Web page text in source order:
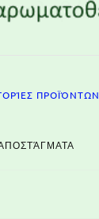
ΠΡΟΪΌΝΤΩΝ